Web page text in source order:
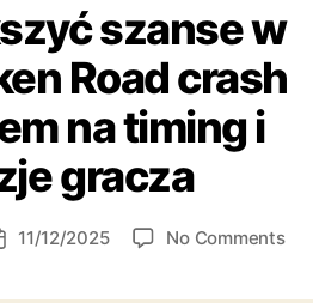
szanse w
Road crash
na timing i
gracza
11/12/2025 No Comments